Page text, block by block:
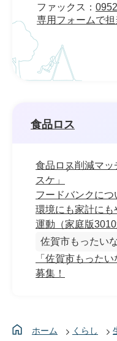
ファックス：
専用フォームで
食品ロス
食品ロス削減マ
スケ」
フードバンクにつ
環境にも家計に
運動（家庭版3010
佐賀市もったい
「佐賀市もった
募集！
ホーム くらし